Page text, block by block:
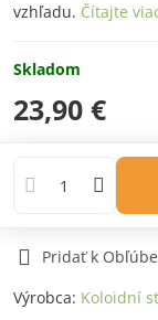
vzhľadu. Čítajte
Skladom
23,90 €
Pridať k
Výrobca: Koloidní